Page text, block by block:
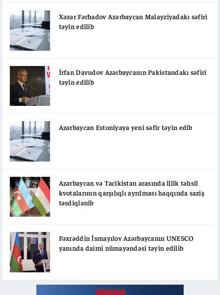
Azərbaycan Beynəlxalq İnvestisiya Forumunun uğurlu
nəticələrini və formalaşmış əməkdaşlıq əlaqələrini nəzərə alaraq
Forumunun mütəmadi əsasda təşkili məqsədilə aşağıdakı
tərkibdə Təşkilat Komitəsinin yaradılmasına qərar verilib:
Xəzər Fərhadov Azərbaycan Malayziyadakı səfiri
təyin edilib
İrfan Davudov Azərbaycanın Pakistandakı səfiri
təyin edilib
Azərbaycan Estoniyaya yeni səfir təyin edib
Azərbaycan və Tacikistan arasında illik təhsil
kvotalarının qarşılıqlı ayrılması haqqında saziş
təsdiqlənib
Fəxrəddin İsmayılov Azərbaycanın UNESCO
yanında daimi nümayəndəsi təyin edilib